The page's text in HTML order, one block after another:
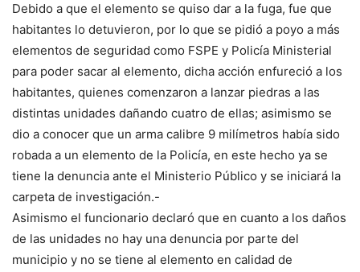
Debido a que el elemento se quiso dar a la fuga, fue que
habitantes lo detuvieron, por lo que se pidió a poyo a más
elementos de seguridad como FSPE y Policía Ministerial
para poder sacar al elemento, dicha acción enfureció a los
habitantes, quienes comenzaron a lanzar piedras a las
distintas unidades dañando cuatro de ellas; asimismo se
dio a conocer que un arma calibre 9 milímetros había sido
robada a un elemento de la Policía, en este hecho ya se
tiene la denuncia ante el Ministerio Público y se iniciará la
carpeta de investigación.-
Asimismo el funcionario declaró que en cuanto a los daños
de las unidades no hay una denuncia por parte del
municipio y no se tiene al elemento en calidad de